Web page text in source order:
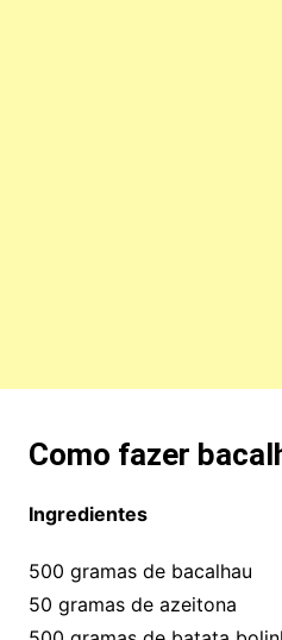
Como fazer
Ingredientes
500 gramas de bacalhau
50 gramas de azeitona